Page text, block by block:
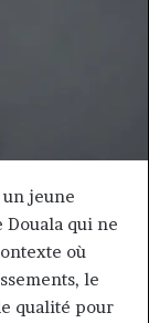
un jeune
Douala qui ne
où
le
qualité pour